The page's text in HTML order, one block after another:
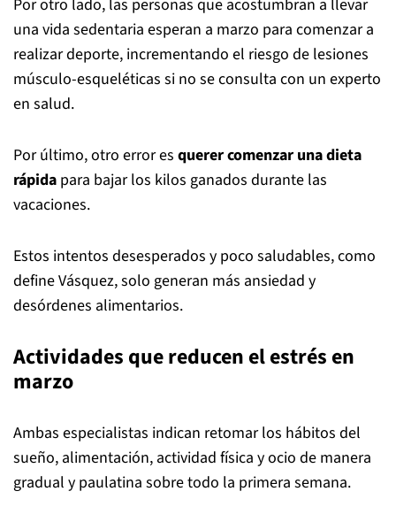
Por otro lado, las personas que acostumbran a llevar
una vida sedentaria esperan a marzo para comenzar a
realizar deporte, incrementando el riesgo de lesiones
músculo-esqueléticas si no se consulta con un experto
en salud.
Por último, otro error es querer comenzar una dieta
rápida para bajar los kilos ganados durante las
vacaciones.
Estos intentos desesperados y poco saludables, como
define Vásquez, solo generan más ansiedad y
desórdenes alimentarios.
Actividades que reducen el estrés en
marzo
Ambas especialistas indican retomar los hábitos del
sueño, alimentación, actividad física y ocio de manera
gradual y paulatina sobre todo la primera semana.